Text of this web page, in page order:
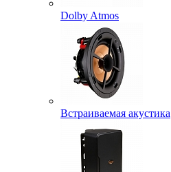
Dolby Atmos
Встраиваемая акустика